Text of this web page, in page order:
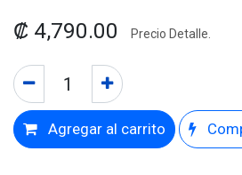
₡ 4,790.00 Precio Detalle.
Agregar al carrito